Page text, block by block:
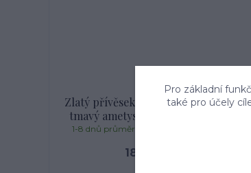
Zlatý přívěsek s diamanty, přírodní
tmavý ametyst, žluté zlato, VP 247
18 239 Kč
1-8 dnů průměrně 3, jsme český výrobce
Pro základní
také pro účely